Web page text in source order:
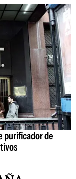
purificador de